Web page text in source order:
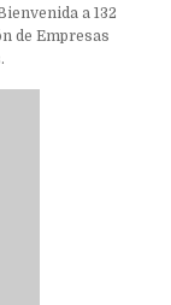
a 132
de Empresas